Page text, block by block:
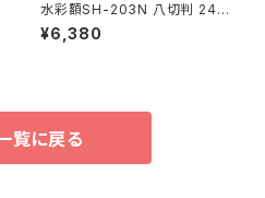
水彩額SH-203N 八切判 241×
302ミリ
¥6,380
覧に戻る